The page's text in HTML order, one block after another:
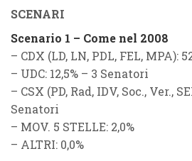
SCENARI
Scenario 1 – Come nel 2008
– CDX (LD, LN, PDL, FEL, MPA):
– UDC: 12,5% – 3 Senatori
– CSX (PD, Rad, IDV, Soc., Ver.,
Senatori
– MOV. 5 STELLE: 2,0%
– ALTRI: 0,0%